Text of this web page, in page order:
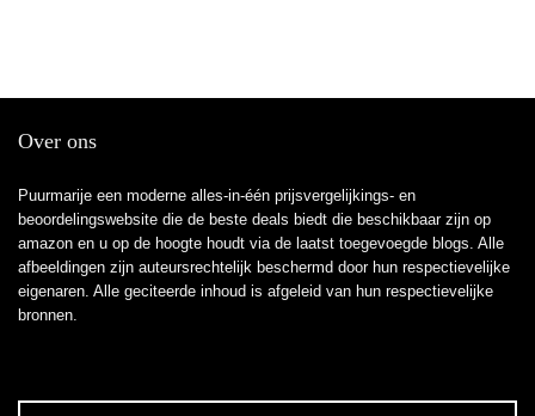
Over ons
Puurmarije een moderne alles-in-één prijsvergelijkings- en
beoordelingswebsite die de beste deals biedt die beschikbaar zijn op
amazon en u op de hoogte houdt via de laatst toegevoegde blogs. Alle
afbeeldingen zijn auteursrechtelijk beschermd door hun respectievelijke
eigenaren. Alle geciteerde inhoud is afgeleid van hun respectievelijke
bronnen.